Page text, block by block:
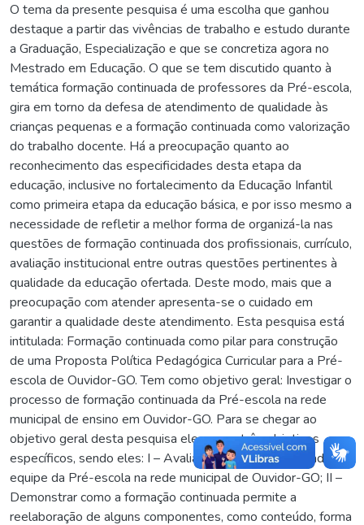
O tema da presente pesquisa é uma escolha que ganhou
destaque a partir das vivências de trabalho e estudo durante
a Graduação, Especialização e que se concretiza agora no
Mestrado em Educação. O que se tem discutido quanto à
temática formação continuada de professores da Pré-escola,
gira em torno da defesa de atendimento de qualidade às
crianças pequenas e a formação continuada como valorização
do trabalho docente. Há a preocupação quanto ao
reconhecimento das especificidades desta etapa da
educação, inclusive no fortalecimento da Educação Infantil
como primeira etapa da educação básica, e por isso mesmo a
necessidade de refletir a melhor forma de organizá-la nas
questões de formação continuada dos profissionais, currículo,
avaliação institucional entre outras questões pertinentes à
qualidade da educação ofertada. Deste modo, mais que a
preocupação com atender apresenta-se o cuidado em
garantir a qualidade deste atendimento. Esta pesquisa está
intitulada: Formação continuada como pilar para construção
de uma Proposta Política Pedagógica Curricular para a Pré-
escola de Ouvidor-GO. Tem como objetivo geral: Investigar o
processo de formação continuada da Pré-escola na rede
municipal de ensino em Ouvidor-GO. Para se chegar ao
objetivo geral desta pesquisa elegemos três objetivos
específicos, sendo eles: I – Avaliar a formação continuada da
equipe da Pré-escola na rede municipal de Ouvidor-GO; II –
Demonstrar como a formação continuada permite a
reelaboração de alguns componentes, como conteúdo, forma